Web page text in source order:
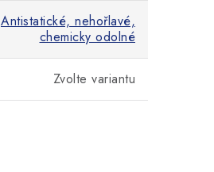
Antistatické, nehořlavé,
chemicky odolné
Zvolte variantu